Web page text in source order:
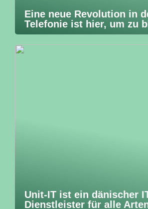
Eine neue Revolution in
Telefonie ist hier, um zu
Unit-IT ist ein dänischer
Dienstleister für alle